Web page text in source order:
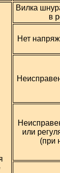
Вилка
в
Нет
или
(при